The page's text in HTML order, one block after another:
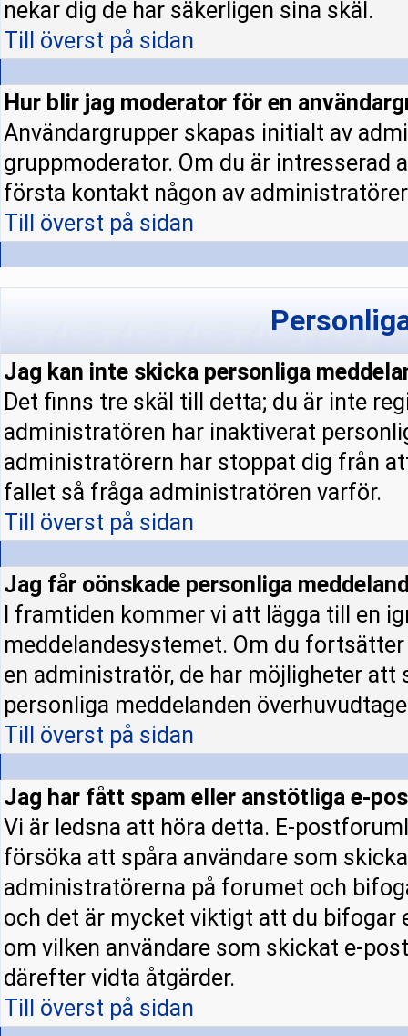
nekar dig de har säkerligen sina skäl.
Till överst på sidan
Hur blir jag moderator för en
Användargrupper skapas initialt av
gruppmoderator. Om du är intresserad
första kontakt någon av
Till överst på sidan
Jag kan inte skicka personliga
Det finns tre skäl till detta; du är inte
administratören har inaktiverat
administratörern har stoppat dig från
fallet så fråga administratören varför.
Till överst på sidan
Jag får oönskade personliga
I framtiden kommer vi att lägga till en
meddelandesystemet. Om du
en administratör, de har möjligheter
personliga meddelanden
Till överst på sidan
Jag har fått spam eller anstötliga e-
Vi är ledsna att höra detta. E-
försöka att spåra användare som
administratörerna på forumet och
och det är mycket viktigt att du bifogar
om vilken användare som skickat e-
därefter vidta åtgärder.
Till överst på sidan